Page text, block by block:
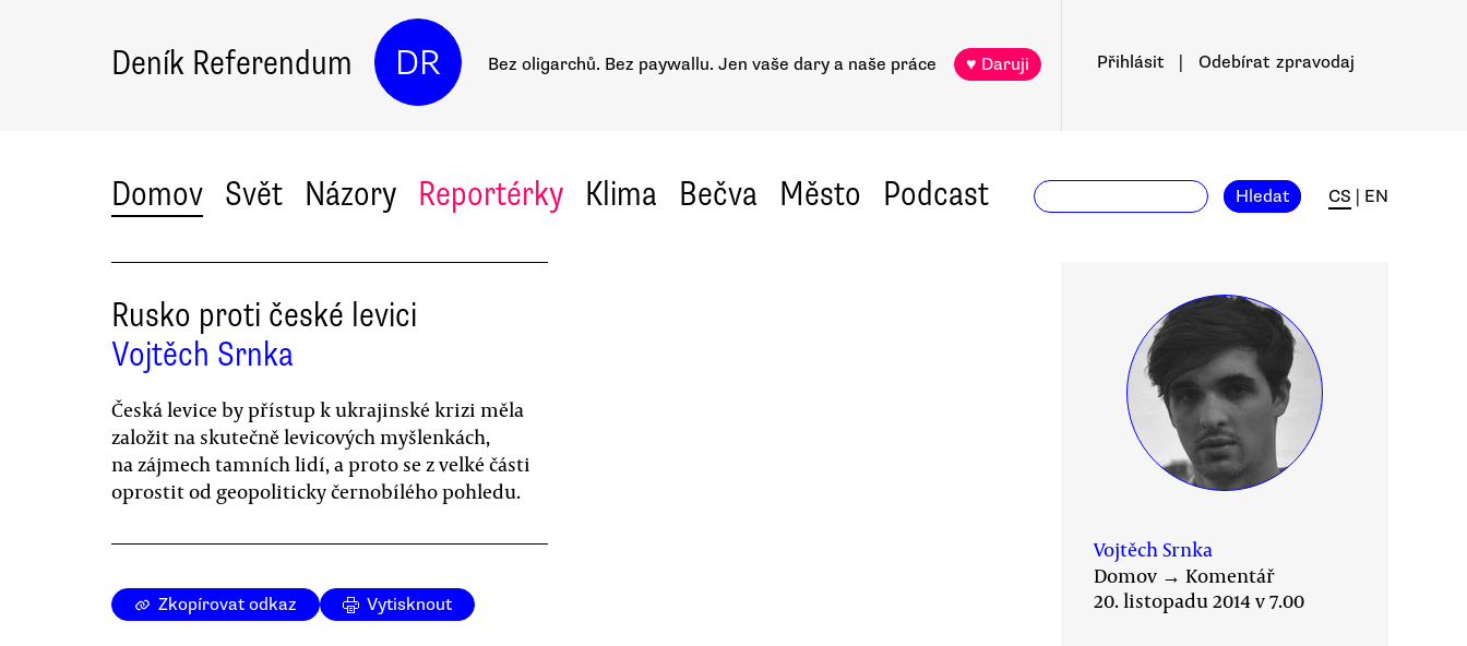
Deník Referendum DR Bez oligarchů. Bez paywallu. Jen vaše dary a naše práce ♥ Daruji Přihlásit Odebírat zpravodaj
Domov Svět Názory Reportérky Klima Bečva Město Podcast Hledat CS EN
Rusko proti české levici
Vojtěch Srnka
Česká levice by přístup k ukrajinské krizi měla
založit na skutečně levicových myšlenkách,
na zájmech tamních lidí, a proto se z velké části
oprostit od geopoliticky černobílého pohledu.
Zkopírovat odkaz Vytisknout
Vojtěch Srnka
Domov → Komentář
20. listopadu 2014 v 7.00